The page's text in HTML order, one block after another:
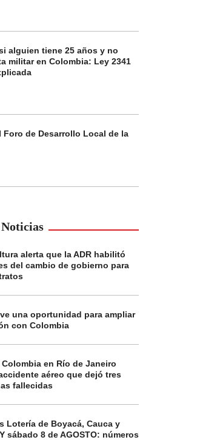
alguien tiene 25 años y no
militar en Colombia: Ley 2341
Foro de Desarrollo Local de la
alerta que la ADR habilitó
del cambio de gobierno para
una oportunidad para ampliar
con Colombia
en Río de Janeiro
aéreo que dejó tres
fallecidas
Lotería de Boyacá, Cauca y
sábado 8 de AGOSTO: números